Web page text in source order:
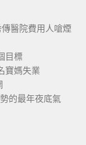
醫院費用人嗆煙
目標
寶媽失業
的最年夜底氣